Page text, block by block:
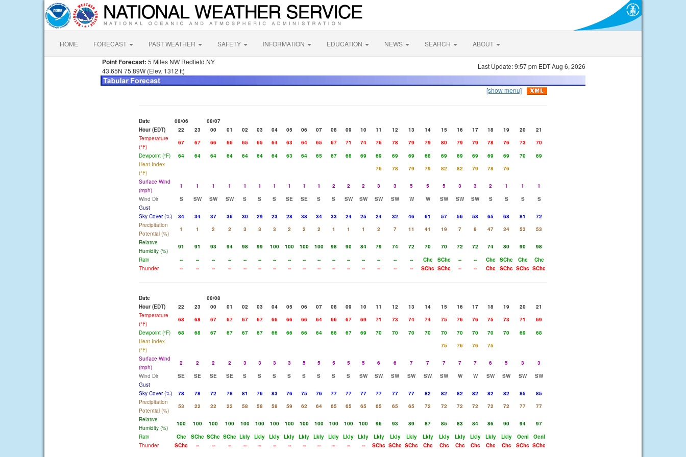
HOME FORECAST PAST WEATHER SAFETY INFORMATION EDUCATION NEWS SEARCH ABOUT
Point Forecast: 5 Miles NW Redfield NY
43.65N 75.89W (Elev. 1312 ft)
Last Update: 9:57 pm EDT Aug 6, 2026
[show menu]
Date 08/06
08/07
Hour (EDT)
22 23 00 01 02 03 04 05 06 07 08 09 10 11 12 13 14 15 16 17 18 19 20
21
Temperature
(°F)
67 67 66 66 65 65 64 63 64 65 67 71 74 76 78 79 79 80 79 79 78 76 73
70
Dewpoint (°F)
64 64 64 64 64 64 64 63 64 65 67 68 69 69 69 69 68 69 69 69 69 69 70
69
Heat Index
(°F)
76 78 79 79 82 82 79 78
76
Surface Wind
(mph)
1 1 1 1 1 1 1 1 1 1 2 2 2 3 3 5 5 5 3 3 2 1 1
1
Wind Dir
S SW SW SW S S S SE SE S S SW SW SW SW W W SW SW SW S S S
S
Gust
Sky Cover (%)
34 34 37 36 30 29 23 28 38 34 33 24 25 24 32 46 61 57 56 58 65 68 81
72
Precipitation
Potential (%)
1 1 2 2 3 3 3 2 2 2 1 1 1 2 7 11 41 19 7 8 47 24 53
53
Relative
Humidity (%)
91 91 93 94 98 99 100 100 100 100 98 90 84 79 74 72 70 70 72 72 74 80 90
98
Rain
-- -- -- -- -- -- -- -- -- -- -- -- -- -- -- -- Chc SChc -- -- Chc SChc Chc
Chc
Thunder
-- -- -- -- -- -- -- -- -- -- -- -- -- -- -- -- SChc SChc -- -- Chc SChc SChc SChc
Date
08/08
Hour (EDT)
22 23 00 01 02 03 04 05 06 07 08 09 10 11 12 13 14 15 16 17 18 19 20
21
Temperature
(°F)
68 68 67 67 67 67 66 66 66 64 66 67 69 71 73 74 74 75 76 76 75 73 71
69
Dewpoint (°F)
68 68 67 67 67 67 66 66 66 64 66 67 69 70 70 70 70 70 70 70 70 70 69
68
Heat Index
(°F)
75 76 76
75
Surface Wind
(mph)
2 2 2 2 3 3 3 3 5 5 5 5 5 6 6 7 7 7 7 7 6 5 3
3
Wind Dir
SE SE SE SE S S S S S S S S SW SW SW SW SW SW W W SW SW SW
SW
Gust
Sky Cover (%)
78 78 72 78 81 76 83 76 75 76 77 77 77 77 77 77 82 82 82 82 82 82 85
85
Precipitation
Potential (%)
53 22 22 22 58 58 58 59 62 64 65 65 65 65 65 65 72 72 72 72 72 72 77
77
Relative
Humidity (%)
100 100 100 100 100 100 100 100 100 100 100 100 100 96 93 89 87 85 83 84 86 90 94
97
Rain
Chc SChc SChc SChc Lkly Lkly Lkly Lkly Lkly Lkly Lkly Lkly Lkly Lkly Lkly Lkly Lkly Lkly Lkly Lkly Lkly Lkly Ocnl
Ocnl
Thunder
SChc -- -- -- -- -- -- -- -- -- -- -- -- SChc SChc SChc Chc Chc Chc Chc Chc Chc SChc SChc